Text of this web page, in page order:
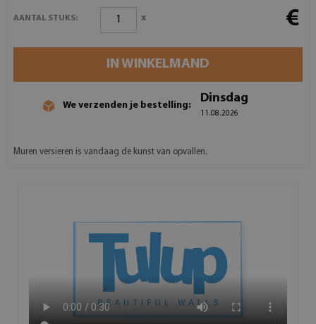
AANTAL STUKS: x €
IN WINKELMAND
We verzenden je bestelling:
Dinsdag
11.08.2026
Muren versieren is vandaag de kunst van opvallen.